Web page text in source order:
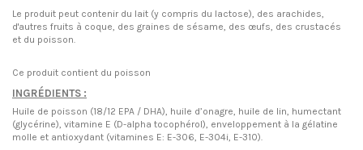
Le produit peut contenir du lait (y compris du lactose), des arachides,
d'autres fruits à coque, des graines de sésame, des œufs, des crustacés
et du poisson.
Ce produit contient du poisson
INGRÉDIENTS :
Huile de poisson (18/12 EPA / DHA), huile d’onagre, huile de lin, humectant
(glycérine), vitamine E (D-alpha tocophérol), enveloppement à la gélatine
molle et antioxydant (vitamines E: E-306, E-304i, E-310).